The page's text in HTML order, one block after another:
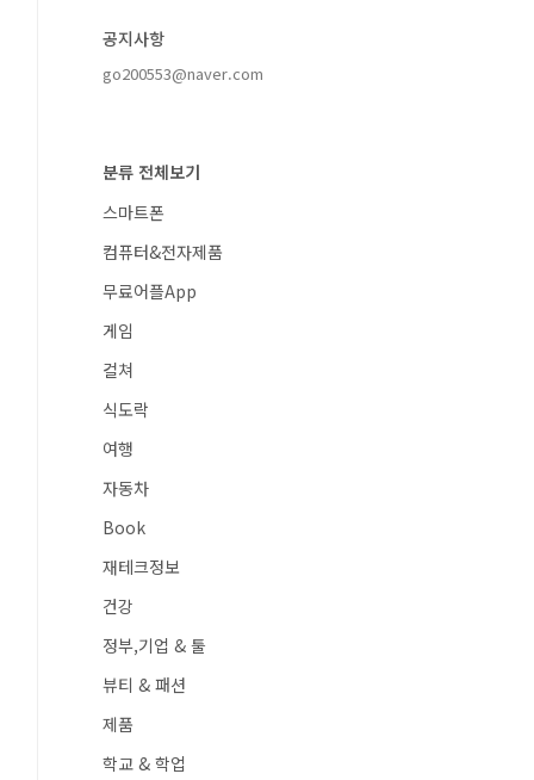
공지사항
go200553@naver.com
분류 전체보기
스마트폰
컴퓨터&전자제품
무료어플App
게임
컬쳐
식도락
여행
자동차
Book
재테크정보
건강
정부,기업 & 툴
뷰티 & 패션
제품
학교 & 학업